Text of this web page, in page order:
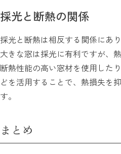
採光と断熱の関係
採光と断熱は相反する関係にあり
大きな窓は採光に有利ですが、
断熱性能の高い窓材を使用した
どを活用することで、熱損失を
す。
まとめ